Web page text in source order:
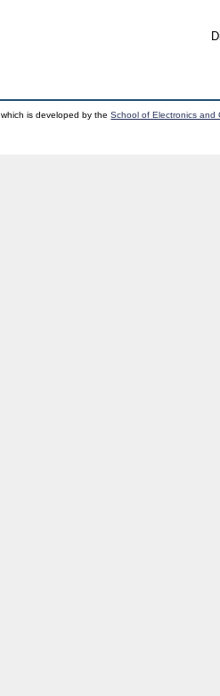
which is developed by theSchool of Electronics and